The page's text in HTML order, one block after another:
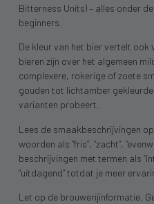
Bitterness Units) – alles onder
beginners.
De kleur van het bier vertelt
bieren zijn over het algemeen
complexere, rokerige of zoete
gouden tot lichtamber
varianten probeert.
Lees de smaakbeschrijvingen
woorden als “fris”, “zacht”,
beschrijvingen met termen als
“uitdagend” totdat je meer
Let op de brouwerijinformatie.